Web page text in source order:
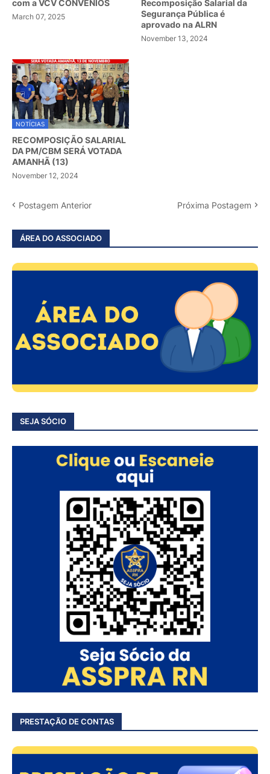
com a VCV CONVÊNIOS
March 07, 2025
Recomposição Salarial da
Segurança Pública é
aprovado na ALRN
November 13, 2024
NOTÍCIAS
RECOMPOSIÇÃO SALARIAL
DA PM/CBM SERÁ VOTADA
AMANHÃ (13)
November 12, 2024
Postagem Anterior Próxima Postagem
ÁREA DO ASSOCIADO
SEJA SÓCIO
PRESTAÇÃO DE CONTAS